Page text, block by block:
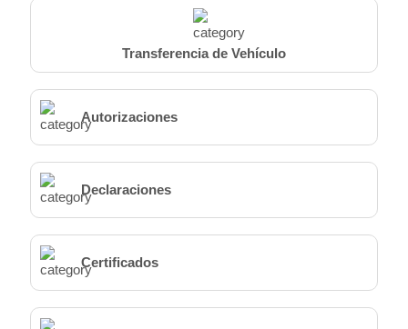
Transferencia de Vehículo
Autorizaciones
Declaraciones
Certificados